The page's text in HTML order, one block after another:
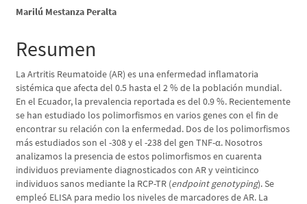
Marilú Mestanza Peralta
Resumen
La Artritis Reumatoide (AR) es una enfermedad inflamatoria
sistémica que afecta del 0.5 hasta el 2 % de la población mundial.
En el Ecuador, la prevalencia reportada es del 0.9 %. Recientemente
se han estudiado los polimorfismos en varios genes con el fin de
encontrar su relación con la enfermedad. Dos de los polimorfismos
más estudiados son el -308 y el -238 del gen TNF-α. Nosotros
analizamos la presencia de estos polimorfismos en cuarenta
individuos previamente diagnosticados con AR y veinticinco
individuos sanos mediante la RCP-TR (endpoint genotyping). Se
empleó ELISA para medio los niveles de marcadores de AR. La